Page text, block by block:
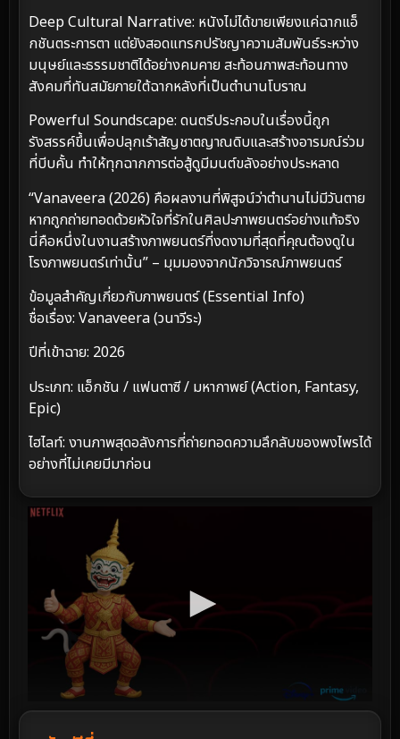
Deep Cultural Narrative: หนังไม่ได้ขายเพียงแค่ฉากแอ็
กชันตระการตา แต่ยังสอดแทรกปรัชญาความสัมพันธ์ระหว่าง
มนุษย์และธรรมชาติได้อย่างคมคาย สะท้อนภาพสะท้อนทาง
สังคมที่ทันสมัยภายใต้ฉากหลังที่เป็นตำนานโบราณ
Powerful Soundscape: ดนตรีประกอบในเรื่องนี้ถูก
รังสรรค์ขึ้นเพื่อปลุกเร้าสัญชาตญาณดิบและสร้างอารมณ์ร่วม
ที่บีบคั้น ทำให้ทุกฉากการต่อสู้ดูมีมนต์ขลังอย่างประหลาด
“Vanaveera (2026) คือผลงานที่พิสูจน์ว่าตำนานไม่มีวันตาย
หากถูกถ่ายทอดด้วยหัวใจที่รักในศิลปะภาพยนตร์อย่างแท้จริง
นี่คือหนึ่งในงานสร้างภาพยนตร์ที่งดงามที่สุดที่คุณต้องดูใน
โรงภาพยนตร์เท่านั้น” – มุมมองจากนักวิจารณ์ภาพยนตร์
ข้อมูลสำคัญเกี่ยวกับภาพยนตร์ (Essential Info)
ชื่อเรื่อง: Vanaveera (วนาวีระ)
ปีที่เข้าฉาย: 2026
ประเภท: แอ็กชัน / แฟนตาซี / มหากาพย์ (Action, Fantasy,
Epic)
ไฮไลท์: งานภาพสุดอลังการที่ถ่ายทอดความลึกลับของพงไพรได้
อย่างที่ไม่เคยมีมาก่อน